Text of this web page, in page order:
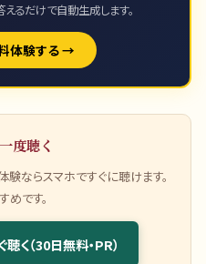
るだけで自動生成します。
体験する →
度聴く
験ならスマホですぐに聴けます。
めです。
（30日無料・PR）